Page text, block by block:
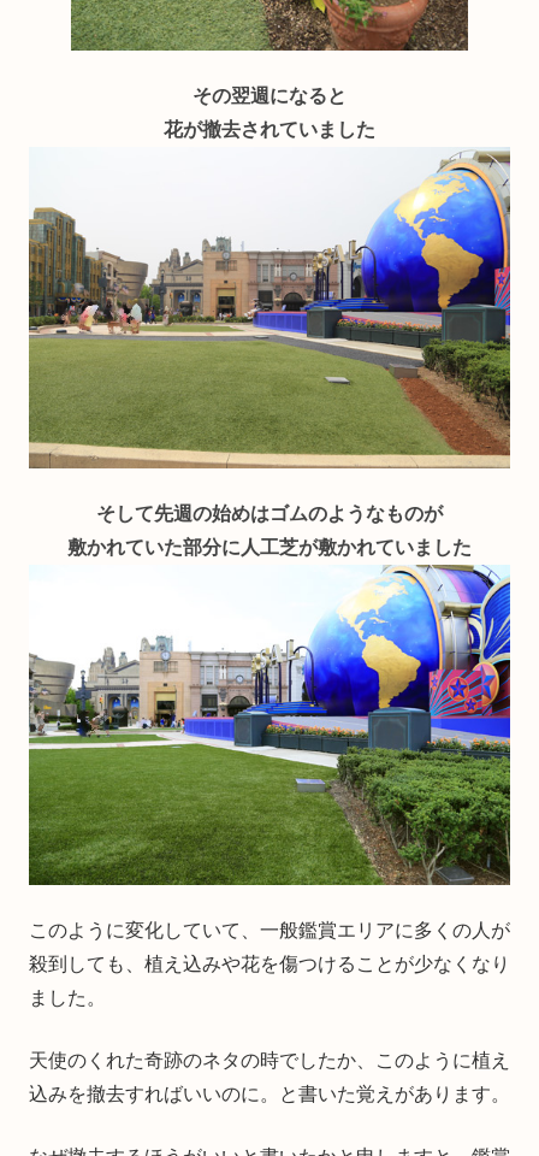
その翌週になると
花が撤去されていました
そして先週の始めはゴムのようなものが
敷かれていた部分に人工芝が敷かれていました
このように変化していて、一般鑑賞エリアに多くの人が
殺到しても、植え込みや花を傷つけることが少なくなり
ました。
天使のくれた奇跡のネタの時でしたか、このように植え
込みを撤去すればいいのに。と書いた覚えがあります。